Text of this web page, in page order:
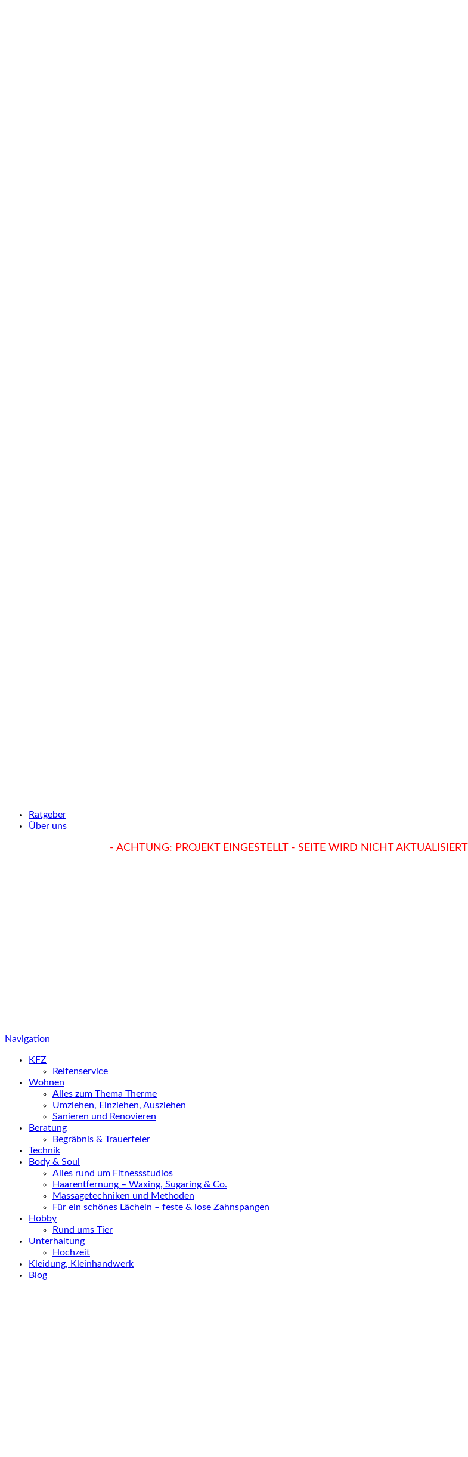
Ratgeber
Über uns
- ACHTUNG: PROJEKT EINGESTELLT - SEITE WIRD NICHT AKTUALISIERT
Navigation
KFZ
Reifenservice
Wohnen
Alles zum Thema Therme
Umziehen, Einziehen, Ausziehen
Sanieren und Renovieren
Beratung
Begräbnis & Trauerfeier
Technik
Body & Soul
Alles rund um Fitnessstudios
Haarentfernung – Waxing, Sugaring & Co.
Massagetechniken und Methoden
Für ein schönes Lächeln – feste & lose Zahnspangen
Hobby
Rund ums Tier
Unterhaltung
Hochzeit
Kleidung, Kleinhandwerk
Blog